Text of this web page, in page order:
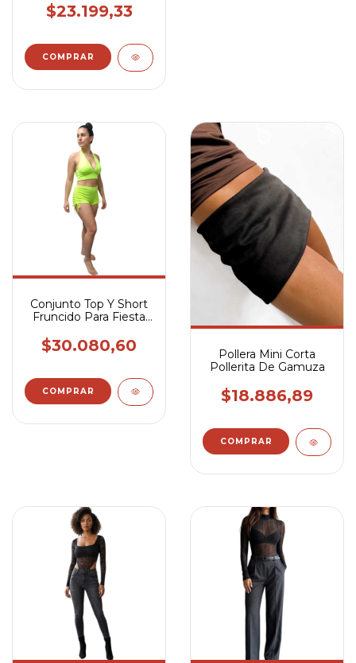
$23.199,33
COMPRAR
Conjunto Top Y Short
Fruncido Para Fiesta
$30.080,60
COMPRAR
Pollera Mini Corta
Pollerita De Gamuza
$18.886,89